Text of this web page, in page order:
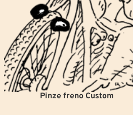
Pinze freno Custom